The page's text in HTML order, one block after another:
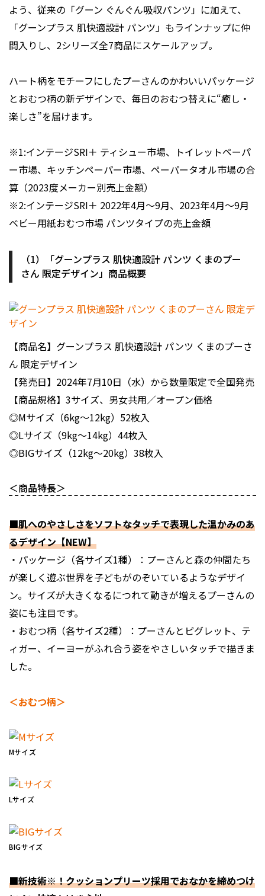
よう、従来の「グーン ぐんぐん吸収パンツ」に加えて、
「グーンプラス 肌快適設計 パンツ」もラインナップに仲
間入りし、2シリーズ全7商品にスケールアップ。
ハート柄をモチーフにしたプーさんのかわいいパッケージ
とおむつ柄の新デザインで、毎日のおむつ替えに“癒し・
楽しさ”を届けます。
※1:インテージSRI＋ ティシュー市場、トイレットペーパ
ー市場、キッチンペーパー市場、ペーパータオル市場の合
算（2023度メーカー別売上金額）
※2:インテージSRI＋ 2022年4月〜9月、2023年4月〜9月
ベビー用紙おむつ市場 パンツタイプの売上金額
（1）「グーンプラス 肌快適設計 パンツ くまのプー
さん 限定デザイン」商品概要
【商品名】グーンプラス 肌快適設計 パンツ くまのプーさ
ん 限定デザイン
【発売日】2024年7月10日（水）から数量限定で全国発売
【商品規格】3サイズ、男女共用／オープン価格
◎Mサイズ（6kg〜12kg）52枚入
◎Lサイズ（9kg〜14kg）44枚入
◎BIGサイズ（12kg〜20kg）38枚入
＜商品特長＞
■肌へのやさしさをソフトなタッチで表現した温かみのあ
るデザイン【NEW】
・パッケージ（各サイズ1種）：プーさんと森の仲間たち
が楽しく遊ぶ世界を子どもがのぞいているようなデザイ
ン。サイズが大きくなるにつれて動きが増えるプーさんの
姿にも注目です。
・おむつ柄（各サイズ2種）：プーさんとピグレット、テ
ィガー、イーヨーがふれ合う姿をやさしいタッチで描きま
した。
＜おむつ柄＞
Mサイズ
Lサイズ
BIGサイズ
■新技術※！クッションプリーツ採用でおなかを締めつけ